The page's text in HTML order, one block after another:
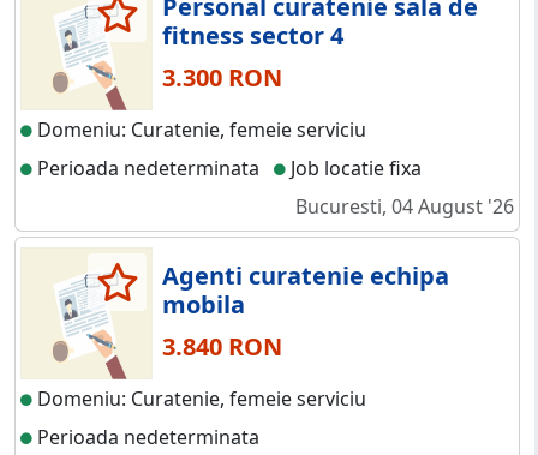
Personal curatenie sala de
fitness sector 4
3.300 RON
Domeniu: Curatenie, femeie serviciu
Perioada nedeterminata
Job locatie fixa
Bucuresti, 04 August '26
Agenti curatenie echipa
mobila
3.840 RON
Domeniu: Curatenie, femeie serviciu
Perioada nedeterminata